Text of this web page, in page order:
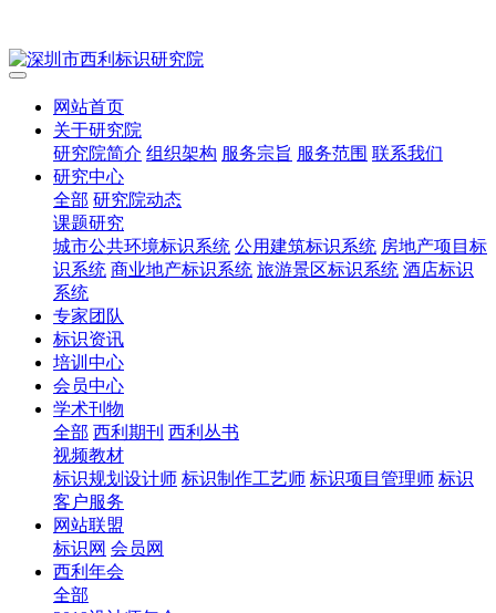
网站首页
关于研究院
研究院简介 组织架构 服务宗旨 服务范围 联系我们
研究中心
全部 研究院动态
课题研究
城市公共环境标识系统 公用建筑标识系统 房地产项目标
识系统 商业地产标识系统 旅游景区标识系统 酒店标识
系统
专家团队
标识资讯
培训中心
会员中心
学术刊物
全部 西利期刊 西利丛书
视频教材
标识规划设计师 标识制作工艺师 标识项目管理师 标识
客户服务
网站联盟
标识网 会员网
西利年会
全部